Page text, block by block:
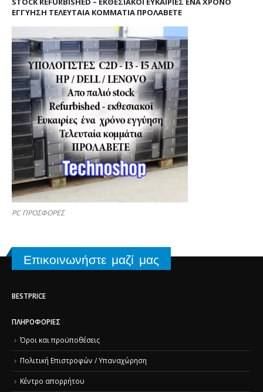
ΕΓΓΎΗΣΗ ΤΕΛΕΥΤΑΊΑ ΚΟΜΜΆΤΙΑ ΠΡΟΛΑΒΕΤΕ
PC ΠΡΟΣΦΟΡΕΣ
Επικοινωνήστε μαζί μας
BESTPRICE
ΠΛΗΡΟΦΟΡΊΕΣ
Όροι και προϋποθέσεις
Πολιτική Επιστροφών / Υπαναχώρηση
Κέντρο απορρήτου